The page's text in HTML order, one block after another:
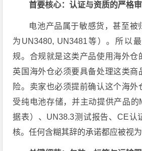
首要核心：认证与资质的严格
电池产品属于敏感货，甚至被
为UN3480, UN3481等）。所以
规。合规就是这类产品使用海外仓
英国海外仓必须要具备处理这类商
险。卖家也必须提前确认这个海外
受纯电池存储，并主动提供产品的
据表）、UN38.3测试报告、CE认
核。任何含糊其辞的承诺都应被视为